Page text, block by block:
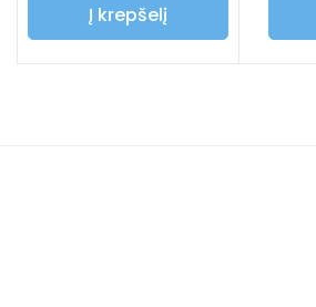
Į krepšelį